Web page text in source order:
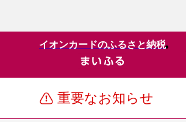
イオンカードのふるさと納税
重要なお知らせ